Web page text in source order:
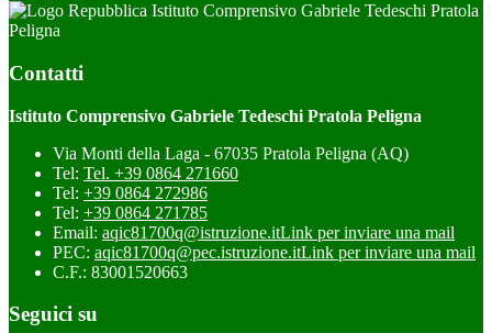
Istituto Comprensivo Gabriele Tedeschi Pratola
Peligna
Contatti
Istituto Comprensivo Gabriele Tedeschi Pratola Peligna
Via Monti della Laga - 67035 Pratola Peligna (AQ)
Tel: Tel. +39 0864 271660
Tel: +39 0864 272986
Tel: +39 0864 271785
Email: aqic81700q@istruzione.itLink per inviare una mail
PEC: aqic81700q@pec.istruzione.itLink per inviare una mail
C.F.: 83001520663
Seguici su